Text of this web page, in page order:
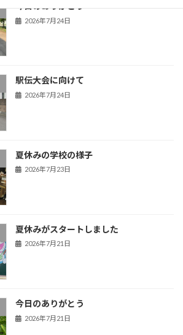
今日のありがとう
2026年7月24日
駅伝大会に向けて
2026年7月24日
夏休みの学校の様子
2026年7月23日
夏休みがスタートしました
2026年7月21日
今日のありがとう
2026年7月21日